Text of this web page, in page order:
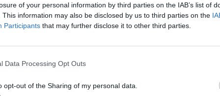
of your personal information by third parties on the IAB’s list of
This information may also be disclosed by us to third parties on the
Participants that may further disclose it to other third parties.
Data Processing Opt Outs
opt-out of the Sharing of my personal data.
tutori. Disa nga klientët e pasur të klubeve të
në thelb kjo nuk ishte arsyeja pse ato ishin atje.
bukur në vende të tilla. Klubet zakonisht i jepnin
shumë para por marrëdhënia midis tyre dhe
që arrinin në qindra dollarë në ditë.Gjatë një viti,
të cilët mund të shpenzonin edhe një milion